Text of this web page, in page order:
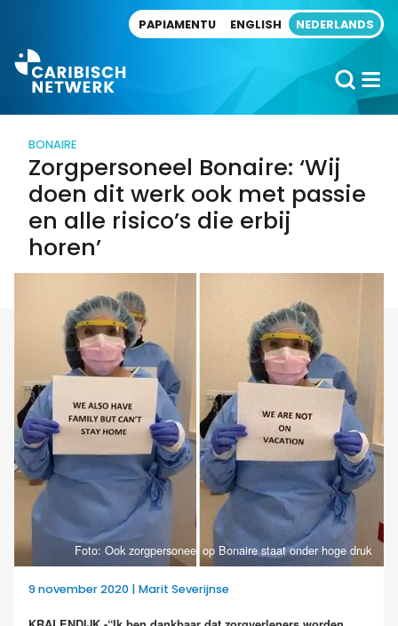
PAPIAMENTU ENGLISH NEDERLANDS
BONAIRE
Zorgpersoneel Bonaire: ‘Wij
doen dit werk ook met passie
en alle risico’s die erbij
horen’
Foto: Ook zorgpersoneel op Bonaire staat onder hoge druk
9 november 2020 | Marit Severijnse